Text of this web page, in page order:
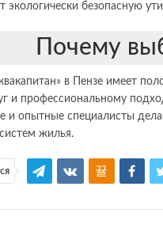
экологически безопасную
Почему
в Пензе имеет
и профессиональному
и опытные специалисты
жилья.